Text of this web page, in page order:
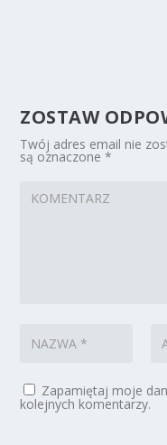
ZOSTAW
Twój adres email nie
są oznaczone*
Zapamiętaj moje
kolejnych komentarzy.